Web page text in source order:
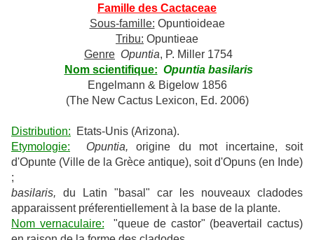
Famille des Cactaceae
Sous-famille: Opuntioideae
Tribu: Opuntieae
Genre Opuntia, P. Miller 1754
Nom scientifique: Opuntia basilaris
Engelmann & Bigelow 1856
(The New Cactus Lexicon, Ed. 2006)
Distribution: Etats-Unis (Arizona).
Etymologie:
Opuntia, origine du mot incertaine, soit
d'Opunte (Ville de la Grèce antique), soit d'Opuns (en Inde)
;
basilaris, du Latin "basal" car les nouveaux cladodes
apparaissent préferentiellement à la base de la plante.
Nom vernaculaire: "queue de castor" (beavertail cactus)